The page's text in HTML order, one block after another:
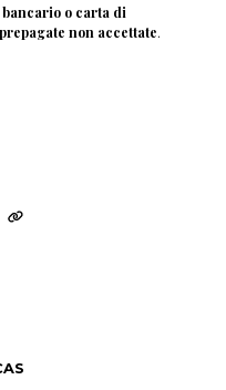
bancario o carta di
non accettate.